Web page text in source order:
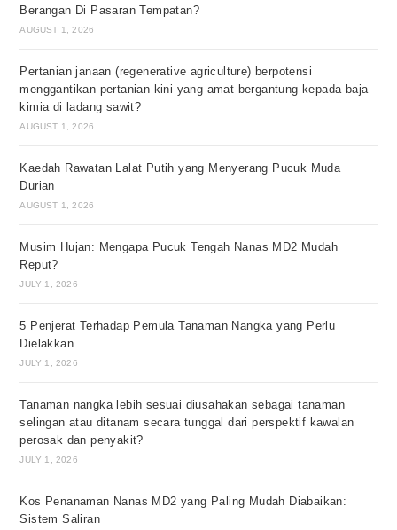
Berangan Di Pasaran Tempatan?
AUGUST 1, 2026
Pertanian janaan (regenerative agriculture) berpotensi
menggantikan pertanian kini yang amat bergantung kepada baja
kimia di ladang sawit?
AUGUST 1, 2026
Kaedah Rawatan Lalat Putih yang Menyerang Pucuk Muda
Durian
AUGUST 1, 2026
Musim Hujan: Mengapa Pucuk Tengah Nanas MD2 Mudah
Reput?
JULY 1, 2026
5 Penjerat Terhadap Pemula Tanaman Nangka yang Perlu
Dielakkan
JULY 1, 2026
Tanaman nangka lebih sesuai diusahakan sebagai tanaman
selingan atau ditanam secara tunggal dari perspektif kawalan
perosak dan penyakit?
JULY 1, 2026
Kos Penanaman Nanas MD2 yang Paling Mudah Diabaikan:
Sistem Saliran